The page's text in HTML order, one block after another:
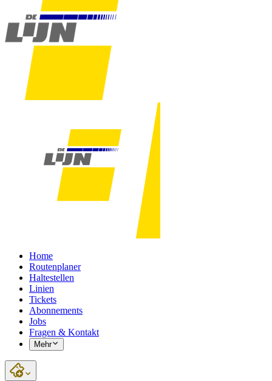
Home
Routenplaner
Haltestellen
Linien
Tickets
Abonnements
Jobs
Fragen & Kontakt
Mehr